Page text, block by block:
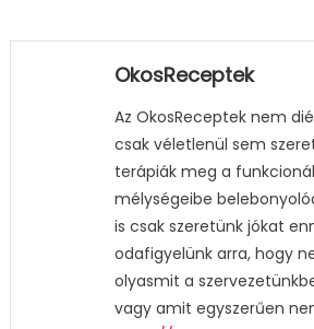
OkosReceptek
Az OkosReceptek nem
csak véletlenül sem
terápiák meg a
mélységeibe
is csak szeretünk jókat
odafigyelünk arra, hogy
olyasmit a
vagy amit egyszerűen